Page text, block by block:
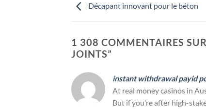
Décapant innovant pour le béton
1 308 COMMENTAIRES
JOINTS”
instant withdrawal payid
At real money casinos in
But if you’re after high-